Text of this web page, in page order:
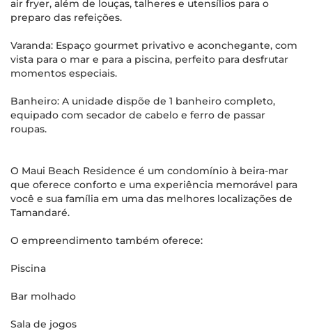
air fryer, além de louças, talheres e utensílios para o
preparo das refeições.
Varanda: Espaço gourmet privativo e aconchegante, com
vista para o mar e para a piscina, perfeito para desfrutar
momentos especiais.
Banheiro: A unidade dispõe de 1 banheiro completo,
equipado com secador de cabelo e ferro de passar
roupas.
O Maui Beach Residence é um condomínio à beira-mar
que oferece conforto e uma experiência memorável para
você e sua família em uma das melhores localizações de
Tamandaré.
O empreendimento também oferece:
Piscina
Bar molhado
Sala de jogos